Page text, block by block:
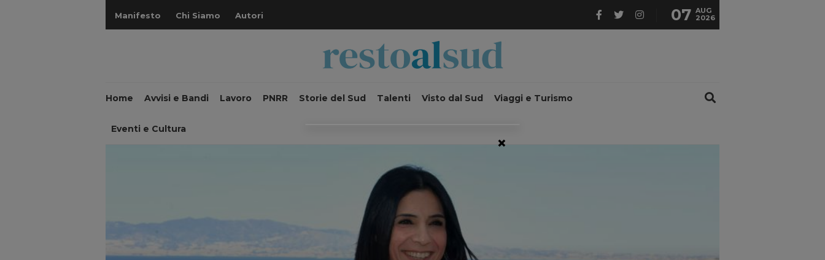
Manifesto Chi Siamo Autori 07 AUG
2026
Home Avvisi e Bandi Lavoro PNRR Storie del Sud Talenti Visto dal Sud Viaggi e Turismo
Eventi e Cultura
×